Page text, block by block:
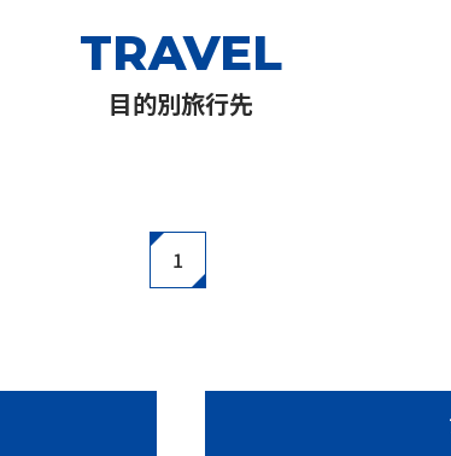
TRAVEL
目的別旅行先
1